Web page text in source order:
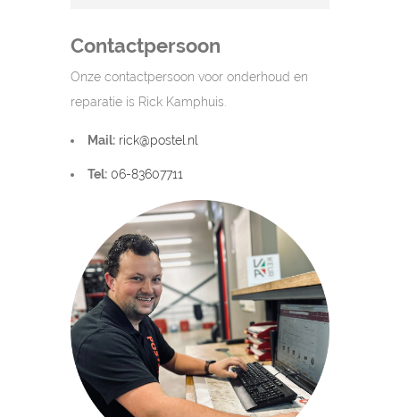
Contactpersoon
Onze contactpersoon voor onderhoud en
reparatie is Rick Kamphuis.
Mail: rick@postel.nl
Tel: 06-83607711